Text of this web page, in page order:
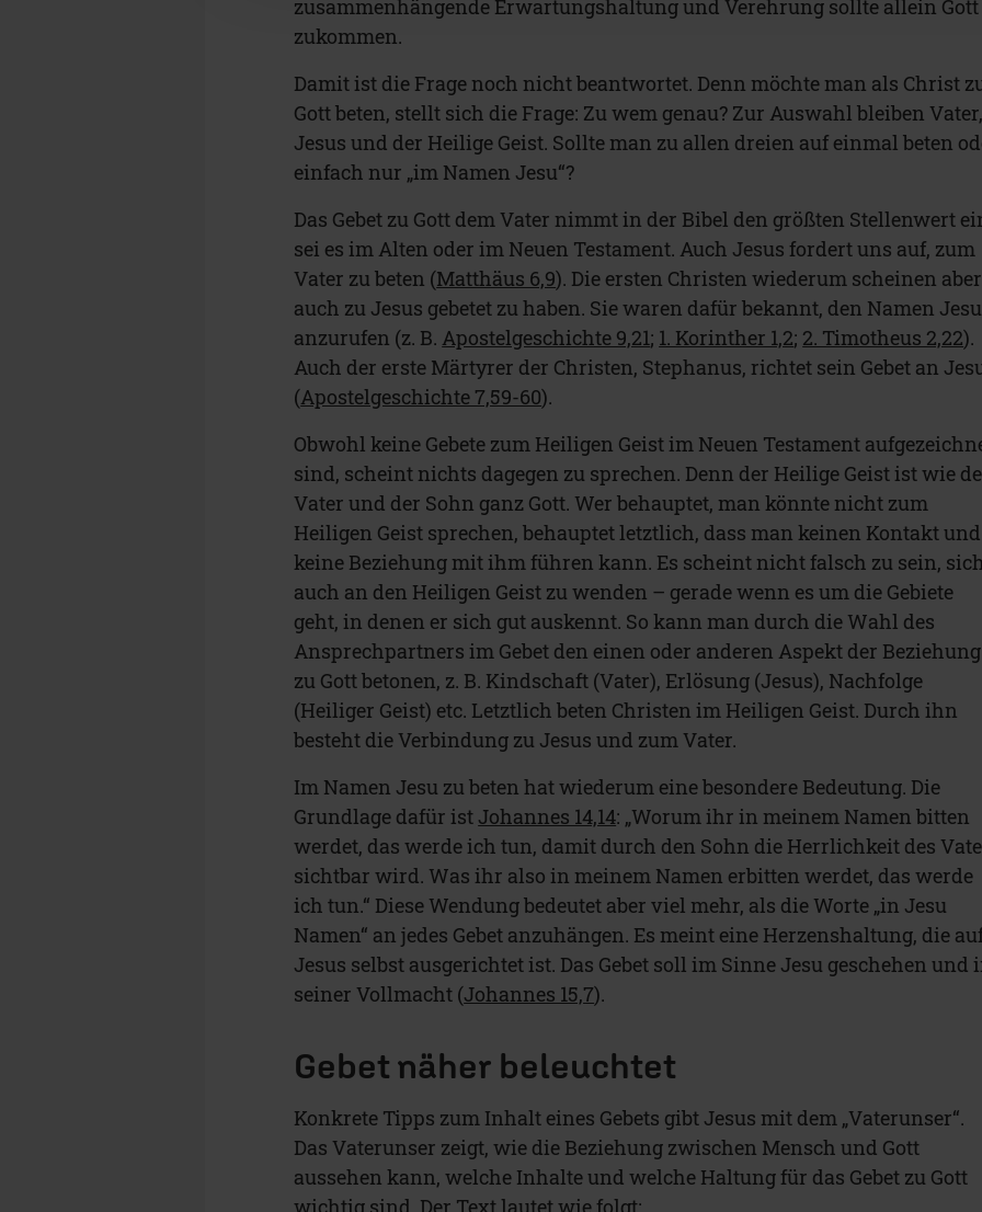
zusammenhängende Erwartungshaltung und Verehrung sollte allein Gott
zukommen.
Damit ist die Frage noch nicht beantwortet. Denn möchte man als Christ
Gott beten, stellt sich die Frage: Zu wem genau? Zur Auswahl bleiben
Jesus und der Heilige Geist. Sollte man zu allen dreien auf einmal beten
einfach nur „im Namen Jesu“?
Das Gebet zu Gott dem Vater nimmt in der Bibel den größten Stellenwert
sei es im Alten oder im Neuen Testament. Auch Jesus fordert uns auf, zum
Vater zu beten (Matthäus 6,9). Die ersten Christen wiederum scheinen aber
auch zu Jesus gebetet zu haben. Sie waren dafür bekannt, den Namen Jesu
anzurufen (z. B. Apostelgeschichte 9,21; 1. Korinther 1,2; 2. Timotheus 2,22).
Auch der erste Märtyrer der Christen, Stephanus, richtet sein Gebet an
(Apostelgeschichte 7,59-60).
Obwohl keine Gebete zum Heiligen Geist im Neuen Testament
sind, scheint nichts dagegen zu sprechen. Denn der Heilige Geist ist wie
Vater und der Sohn ganz Gott. Wer behauptet, man könnte nicht zum
Heiligen Geist sprechen, behauptet letztlich, dass man keinen Kontakt und
keine Beziehung mit ihm führen kann. Es scheint nicht falsch zu sein,
auch an den Heiligen Geist zu wenden – gerade wenn es um die Gebiete
geht, in denen er sich gut auskennt. So kann man durch die Wahl des
Ansprechpartners im Gebet den einen oder anderen Aspekt der Beziehung
zu Gott betonen, z. B. Kindschaft (Vater), Erlösung (Jesus), Nachfolge
(Heiliger Geist) etc. Letztlich beten Christen im Heiligen Geist. Durch ihn
besteht die Verbindung zu Jesus und zum Vater.
Im Namen Jesu zu beten hat wiederum eine besondere Bedeutung. Die
Grundlage dafür ist Johannes 14,14: „Worum ihr in meinem Namen bitten
werdet, das werde ich tun, damit durch den Sohn die Herrlichkeit des
sichtbar wird. Was ihr also in meinem Namen erbitten werdet, das werde
ich tun.“ Diese Wendung bedeutet aber viel mehr, als die Worte „in Jesu
Namen“ an jedes Gebet anzuhängen. Es meint eine Herzenshaltung, die
Jesus selbst ausgerichtet ist. Das Gebet soll im Sinne Jesu geschehen und
seiner Vollmacht (Johannes 15,7).
Gebet näher beleuchtet
Konkrete Tipps zum Inhalt eines Gebets gibt Jesus mit dem „Vaterunser“.
Das Vaterunser zeigt, wie die Beziehung zwischen Mensch und Gott
aussehen kann, welche Inhalte und welche Haltung für das Gebet zu Gott
wichtig sind. Der Text lautet wie folgt: